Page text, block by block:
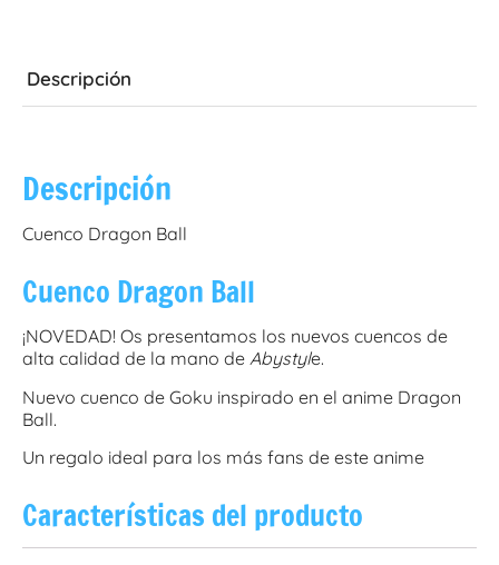
Descripción
Descripción
Cuenco Dragon Ball
Cuenco Dragon Ball
¡NOVEDAD! Os presentamos los nuevos cuencos de
alta calidad de la mano de Abystyle.
Nuevo cuenco de Goku inspirado en el anime Dragon
Ball.
Un regalo ideal para los más fans de este anime
Características del producto